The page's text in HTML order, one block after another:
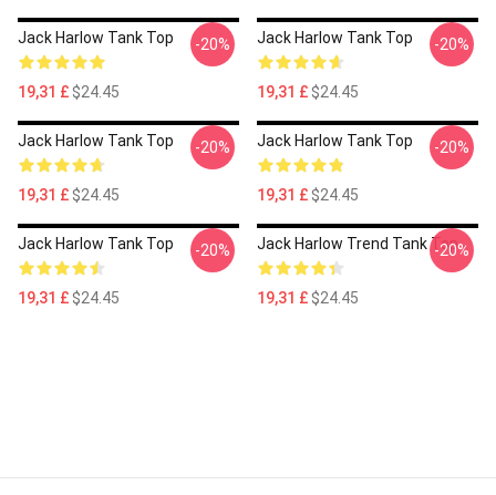
Jack Harlow Tank Top
19,31 £$24.45
-20% Jack Harlow Tank Top
19,31 £$24.45
-20%
Jack Harlow Tank Top
19,31 £$24.45
-20% Jack Harlow Tank Top
19,31 £$24.45
-20%
Jack Harlow Tank Top
19,31 £$24.45
-20% Jack Harlow Trend Tank Top
19,31 £$24.45
-20%